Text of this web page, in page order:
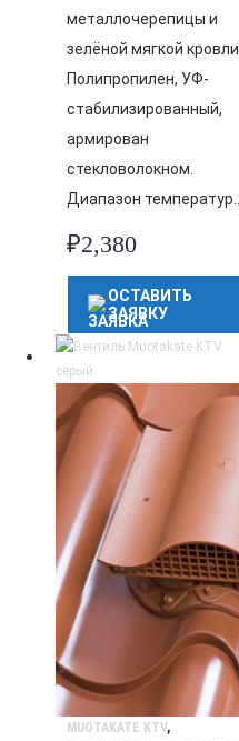
металлочерепицы и
зелёной мягкой кровли.
Полипропилен, УФ-
стабилизированный,
армирован
стекловолокном.
Диапазон температур…
₽2,380
ОСТАВИТЬ
ЗАЯВКУ
MUOTAKATE KTV,